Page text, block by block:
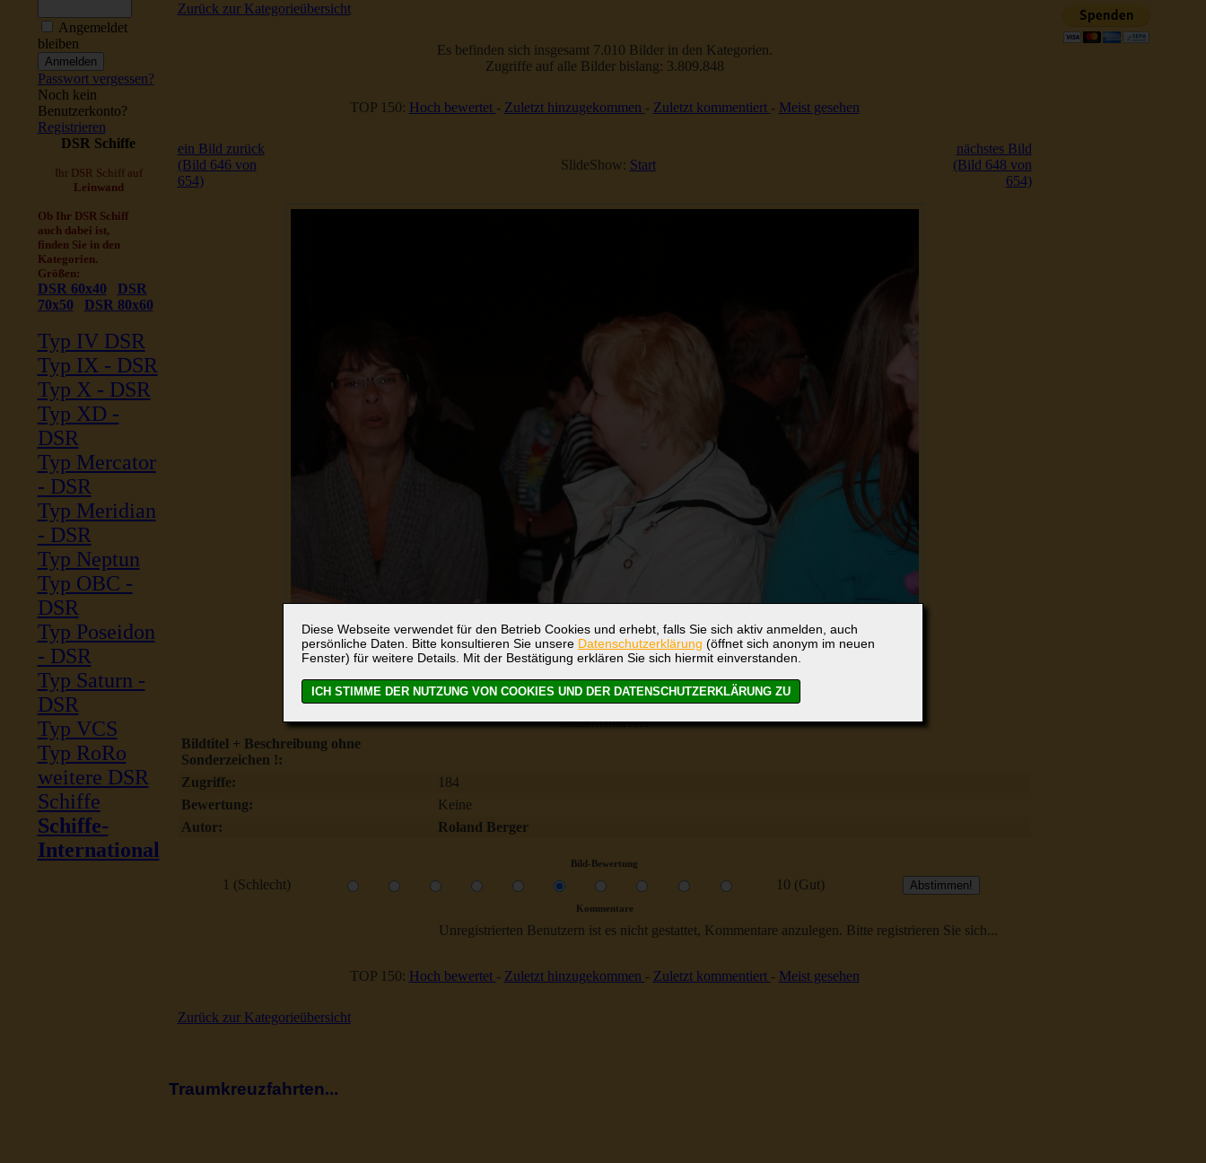
Diese Webseite verwendet für den Betrieb Cookies und erhebt, falls Sie sich aktiv anmelden, auch
persönliche Daten. Bitte konsultieren Sie unsere Datenschutzerklärung (öffnet sich anonym im neuen
Fenster) für weitere Details. Mit der Bestätigung erklären Sie sich hiermit einverstanden.
Angemeldet
bleiben
Passwort vergessen?
Noch kein
Benutzerkonto?
Registrieren
DSR Schiffe
Ihr DSR Schiff auf
Leinwand
Ob Ihr DSR Schiff
auch dabei ist,
finden Sie in den
Kategorien.
Größen:
DSR 60x40
DSR
70x50
DSR 80x60
Typ IV DSR
Typ IX - DSR
Typ X - DSR
Typ XD -
DSR
Typ Mercator
- DSR
Typ Meridian
- DSR
Typ Neptun
Typ OBC -
DSR
Typ Poseidon
- DSR
Typ Saturn -
DSR
Typ VCS
Typ RoRo
weitere DSR
Schiffe
Schiffe-
International
Zurück zur Kategorieübersicht
Es befinden sich insgesamt 7.010 Bilder in den Kategorien.
Zugriffe auf alle Bilder bislang: 3.809.848
TOP 150: Hoch bewertet - Zuletzt hinzugekommen - Zuletzt kommentiert - Meist gesehen
ein Bild zurück
(Bild 646 von
654)
SlideShow: Start
nächstes Bild
(Bild 648 von
654)
Sommertreffen 2013
Bildtitel + Beschreibung ohne
Sonderzeichen !:
Zugriffe:
184
Bewertung:
Keine
Autor:
Roland Berger
Bild-Bewertung
1 (Schlecht) 10 (Gut)
Kommentare
Unregistrierten Benutzern ist es nicht gestattet, Kommentare anzulegen. Bitte registrieren Sie sich...
TOP 150: Hoch bewertet - Zuletzt hinzugekommen - Zuletzt kommentiert - Meist gesehen
Zurück zur Kategorieübersicht
Traumkreuzfahrten...